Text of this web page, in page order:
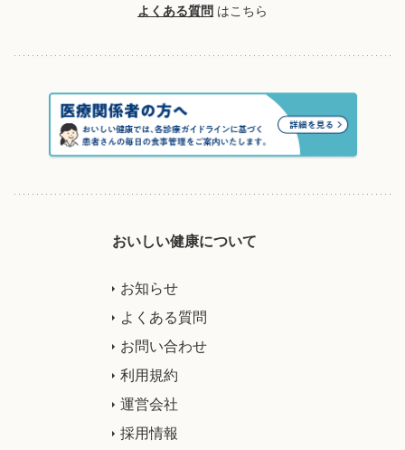
よくある質問 はこちら
おいしい健康について
お知らせ
よくある質問
お問い合わせ
利用規約
運営会社
採用情報